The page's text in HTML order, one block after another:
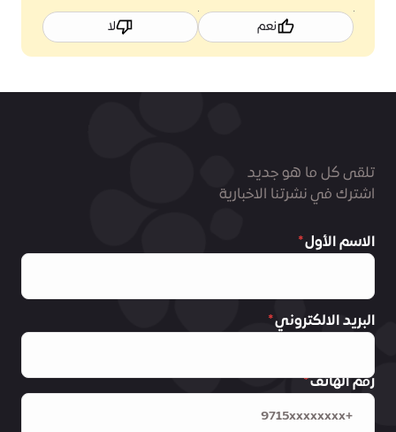
نعم لا
تلقى كل ما هو جديد
اشترك في نشرتنا الاخبارية
الاسم الأول
البريد الالكتروني
رقم الهاتف